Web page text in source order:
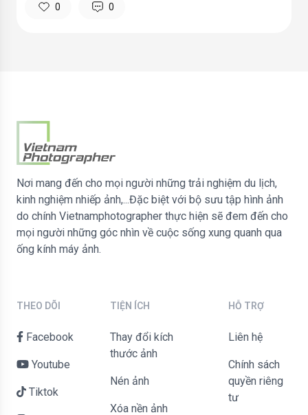
0 0
Nơi mang đến cho mọi người những trải nghiệm du lịch,
kinh nghiệm nhiếp ảnh,...Đặc biệt với bộ sưu tập hình ảnh
do chính Vietnamphotographer thực hiện sẽ đem đến cho
mọi người những góc nhìn về cuộc sống xung quanh qua
ống kính máy ảnh.
THEO DÕI
Facebook
Youtube
Tiktok
TIỆN ÍCH
Thay đổi kích
thước ảnh
Nén ảnh
Xóa nền ảnh
HỖ TRỢ
liên hệ
Chính sách
quyền riêng
tư